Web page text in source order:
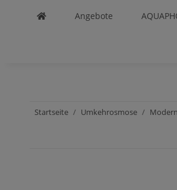
Angebote
Startseite Umkehrosmose